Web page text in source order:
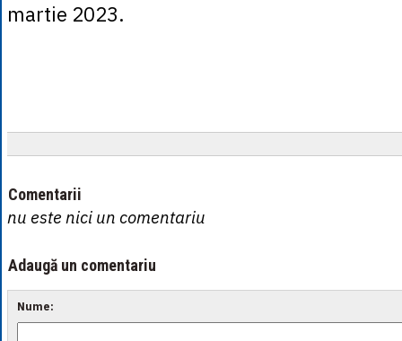
martie 2023.
Comentarii
nu este nici un comentariu
Adaugă un comentariu
Nume: